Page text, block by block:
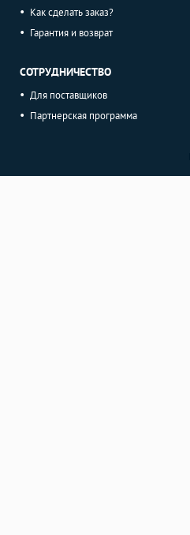
Как сделать заказ?
Гарантия и возврат
СОТРУДНИЧЕСТВО
Для поставщиков
Партнерская программа